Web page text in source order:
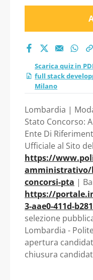
Scarica quiz in
full stack
Milano
Lombardia |
Stato Concorso:
Ente Di
Ufficiale al Sito
https://
amministrativo/
concorsi-pta |
https://
3-aae0-411d-
selezione
Lombardia -
apertura
chiusura